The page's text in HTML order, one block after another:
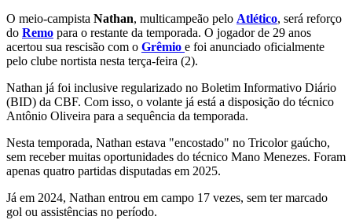
O meio-campista Nathan, multicampeão pelo Atlético, será reforço
do Remo para o restante da temporada. O jogador de 29 anos
acertou sua rescisão com o Grêmio e foi anunciado oficialmente
pelo clube nortista nesta terça-feira (2).
Nathan já foi inclusive regularizado no Boletim Informativo Diário
(BID) da CBF. Com isso, o volante já está a disposição do técnico
Antônio Oliveira para a sequência da temporada.
Nesta temporada, Nathan estava "encostado" no Tricolor gaúcho,
sem receber muitas oportunidades do técnico Mano Menezes. Foram
apenas quatro partidas disputadas em 2025.
Já em 2024, Nathan entrou em campo 17 vezes, sem ter marcado
gol ou assistências no período.